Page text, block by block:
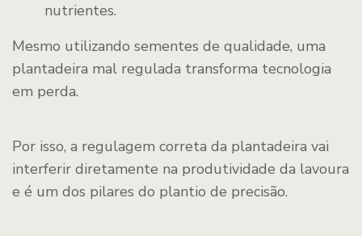
nutrientes.
Mesmo utilizando sementes de qualidade, uma
plantadeira mal regulada transforma tecnologia
em perda.
Por isso, a regulagem correta da plantadeira vai
interferir diretamente na produtividade da lavoura
e é um dos pilares do plantio de precisão.